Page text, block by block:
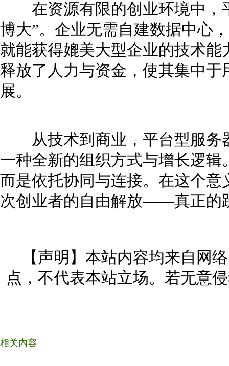
在资源有限的创业环境中，
博大”。企业无需自建数据中心
就能获得媲美大型企业的技术
释放了人力与资金，使其集中
展。
从技术到商业，平台型服务
一种全新的组织方式与增长逻
而是依托协同与连接。在这个
次创业者的自由解放——真正的
【声明】本站内容均来自网
点，不代表本站立场。若无意
相关内容